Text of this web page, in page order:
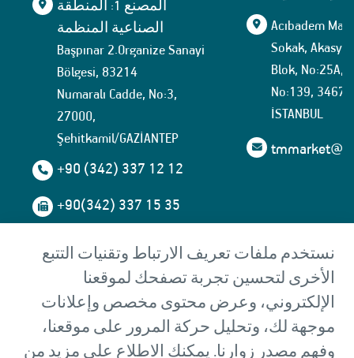
نستخدم ملفات تعريف الارتباط وتقنيات التتبع
الأخرى لتحسين تجربة تصفحك لموقعنا
الإلكتروني، وعرض محتوى مخصص وإعلانات
موجهة لك، وتحليل حركة المرور على موقعنا،
وفهم مصدر زوارنا. يمكنك الاطلاع على مزيد من
المصنع 1: المنطقة
الصناعية المنظمة
Başpınar 2.Organize Sanayi
Bölgesi, 83214
Numaralı Cadde, No:3,
27000,
Şehitkamil/GAZİANTEP
+90 (342) 337 12 12
+90(342) 337 15 35
الصناعية المنظمة
Başpınar 5.Organize Sanayi
Bölgesi, 83535
Numaralı Cadde, No:13,
27000,
Acıbadem
Sokak, Akasya
Blok, No:25A,
No:139,
İSTANBUL